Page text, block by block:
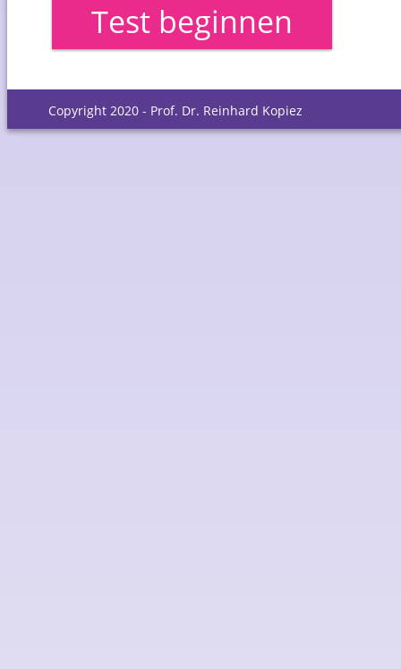
Test beginnen
Copyright 2020 - Prof. Dr. Reinhard Kopiez